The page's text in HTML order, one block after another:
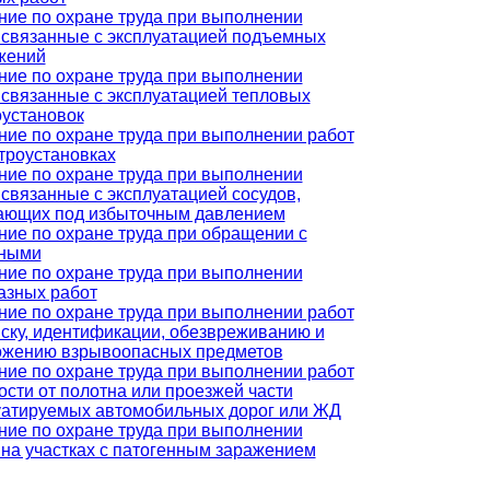
по охране труда при выполнении
связанные с эксплуатацией подъемных
по охране труда при выполнении
с эксплуатацией тепловых
по охране труда при выполнении работ
по охране труда при выполнении
с эксплуатацией сосудов,
под избыточным давлением
по охране труда при обращении с
по охране труда при выполнении
работ
по охране труда при выполнении работ
идентификации, обезвреживанию и
взрывоопасных предметов
по охране труда при выполнении работ
от полотна или проезжей части
автомобильных дорог или ЖД
по охране труда при выполнении
участках с патогенным заражением